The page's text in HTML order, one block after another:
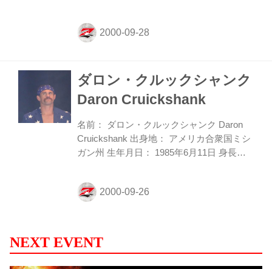
来日をすると、持ち前の行動力でネットワ
ークを広げ、今では国内に11支部、ブラジ
8月。以降HEATを主戦場とし、10年3月に
得する。現在HEATでは王座を6度防衛し14
連勝中。また、RISEでは13年11月に初代
RISEウェルター級王座決定戦に勝利する
と、ベク・マンソ...
ダロン・クルックシャンク
Daron Cruickshank
名前： ダロン・クルックシャンク Daron
Cruickshank 出身地： アメリカ合衆国ミシ
ガン州 生年月日： 1985年6月11日 身長：
Team Twitter： @Cruickshank155 父親は
MMAファイターで母親はキックボクサーと
コンドーでは黒帯を取得。MMAはアマチュ
ア大会で経験を積み、09年10月のKOTCで
プロデビューを果たすと5連勝を飾る。そ
NEXT EVENT